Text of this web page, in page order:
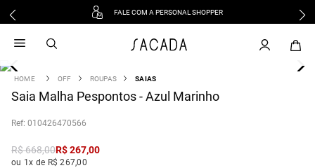
FALE COM A PERSONAL SHOPPER
OFF ROUPAS SAIAS
Saia Malha Pespontos - Azul Marinho
: 010426470566
R$668,00R$267,00
ou 1x de R$ 267,00
vestido
3 º blusa
º vestido longo
º macacão